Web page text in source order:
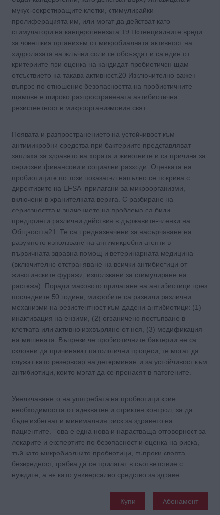
мукус-секретиращите клетки, стимулирайки
пролиферацията им, или могат да действат като
стимулатори на канцерогенезата.19 Потенциалните вреди
за човешкия организъм от микробиалната активност на
хидролазата на жлъчни соли се обсъждат и са един от
критериите при оценка на кандидат-пробиотичен щам
отсъствието на такава активност.20 Изключително важен
въпрос по отношение безопасността на пробиотичните
щамове е широко разпространената антибиотична
резистентност в микроорганизмовия свят.
Появата и разпространението на устойчивост към
антимикробни средства при бактериите представляват
заплаха за здравето на хората и животните и са причина зa
сериозни финансови и социални разходи. Оценката на
пробиотиците по този показател напълно се покрива с
директивите на EFSA, прилагани за микроорганизми,
включени в хранителната верига. С разбиране на
сериозността и значението на проблема са били
предприети различни действия в държавите-членки на
Общността21. Те са предназначени за насърчаване на
разумното използване на антимикробни агенти в
първичната здравна помощ и ветеринарната медицина
(включително отстраняване на всички антибиотици от
животинските фуражи, използвани за стимулиране на
растежа). Поради масовото прилагане на антибиотици през
последните 50 години, микробите са развили различни
механизми на резистентност към дадени антибиотици: (1)
инактивация на ензими, (2) ограничено постъпване в
клетката или активно изхвърляне от нея, (3) модификация
на мишената. Въпреки че пробиотичните бактерии не са
склонни да причиняват патологични процеси, те могат да
служат като резервоар на детерминанти за устойчивост към
антибиотици, които могат да се пренасят в патогените.
Увеличаването на употребата на пробиотици крие
необходимостта от адекватен и стриктен контрол, за да
бъде избегнат и минималния риск за здравето на
пациентите. Това е една нова и нарастваща отговорност за
лекарите и експертите по безопасност и оценка на риска,
тъй като микробиалните пробиотици, въпреки своята
безвредност, трябва да се прилагат в съответствие с
нуждите, а не като универсално средство за здраве.
Купи Абонамент